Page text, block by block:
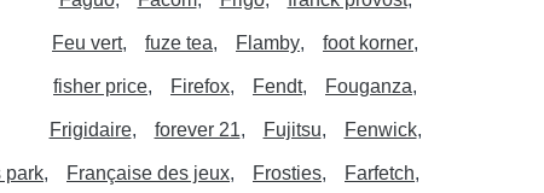
Feu vert fuze tea Flamby foot korner
fisher price Firefox Fendt Fouganza
Frigidaire forever 21 Fujitsu Fenwick
park Française des jeux Frosties Farfetch